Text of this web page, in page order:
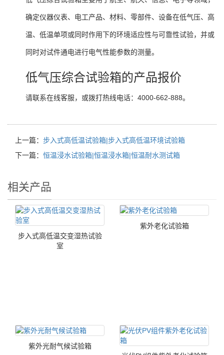
确定仪器仪表、电工产品、材料、零部件、设备在低气压、高
温、低温单项或同时作用下的环境适应性与可靠性试验，并或
同时对试件通电进行电气性能参数的测量。
低气压综合试验箱的产品报价
请联系在线客服，或拨打热线电话：4000-662-888。
上一篇： 步入式高低温试验箱|步入式高低温环境试验箱
下一篇： 恒温浸水试验箱|恒温浸水箱|恒温耐水测试箱
相关产品
步入式高低温交变湿热试验
室
紫外老化试验箱
紫外光耐气候试验箱